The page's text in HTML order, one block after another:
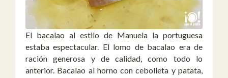
El bacalao al estilo de Manuela la portuguesa
estaba espectacular. El lomo de bacalao era de
ración generosa y de calidad, como todo lo
anterior. Bacalao al horno con cebolleta y patata,